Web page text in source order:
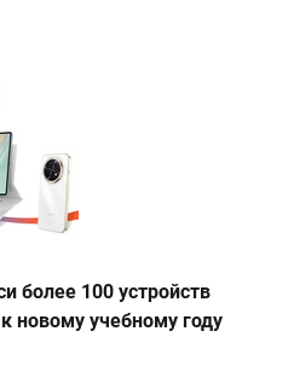
более 100 устройств
новому учебному году